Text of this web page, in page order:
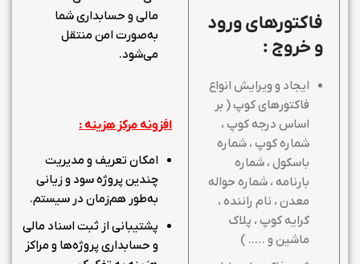
فاکتورهای ورود
و خروج :
ایجاد و ویرایش انواع
فاکتورهای کوپ ( بر
اساس درجه کوپ ،
شماره کوپ ، شماره
باسکول ، شماره
بارنامه ، شماره حواله
معدن ، نام راننده ،
کرایه کوپ ، پلاک
ماشین و ….. )
مالی و حسابداری شما
به‌صورت امن منتقل
می‌شود.
افزونه مرکز هزینه :
امکان تعریف و مدیریت
چندین پروژه سود و زیانی
به‌طور هم‌زمان در سیستم.
پشتیبانی از ثبت اسناد مالی
و حسابداری پروژه‌ها و مراکز